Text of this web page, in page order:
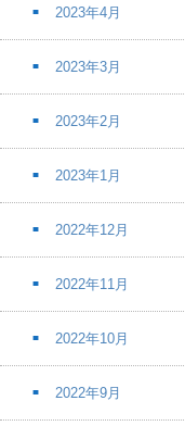
2023年4月
2023年3月
2023年2月
2023年1月
2022年12月
2022年11月
2022年10月
2022年9月